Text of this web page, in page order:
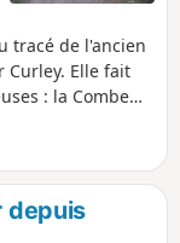
tracé de l'ancien
Curley. Elle fait
: la Combe
depuis